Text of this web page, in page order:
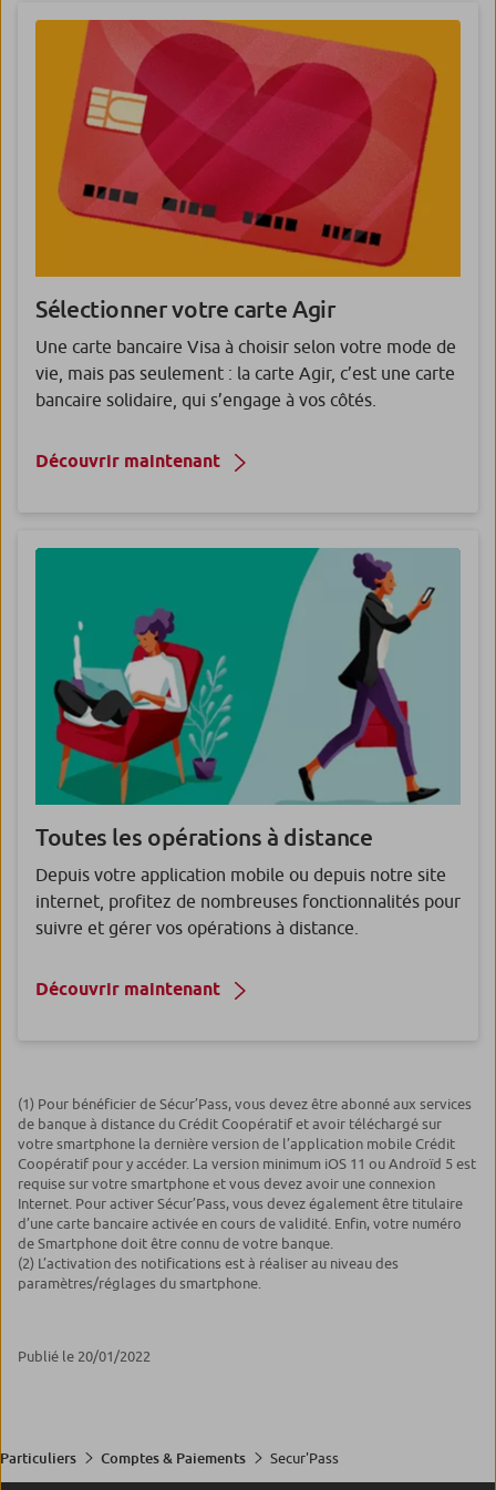
Sélectionner votre carte Agir
Une carte bancaire Visa à choisir selon votre mode de
vie, mais pas seulement : la carte Agir, c’est une carte
bancaire solidaire, qui s’engage à vos côtés.
Découvrir maintenant
Toutes les opérations à distance
Depuis votre application mobile ou depuis notre site
internet, profitez de nombreuses fonctionnalités pour
suivre et gérer vos opérations à distance.
Découvrir maintenant
(1) Pour bénéficier de Sécur’Pass, vous devez être abonné aux services
de banque à distance du Crédit Coopératif et avoir téléchargé sur
votre smartphone la dernière version de l’application mobile Crédit
Coopératif pour y accéder. La version minimum iOS 11 ou Androïd 5 est
requise sur votre smartphone et vous devez avoir une connexion
Internet. Pour activer Sécur’Pass, vous devez également être titulaire
d’une carte bancaire activée en cours de validité. Enfin, votre numéro
de Smartphone doit être connu de votre banque.
(2) L’activation des notifications est à réaliser au niveau des
paramètres/réglages du smartphone.
Publié le 20/01/2022
Particuliers Comptes & Paiements Secur'Pass